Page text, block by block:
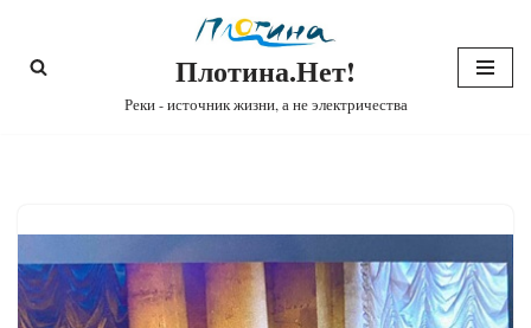
Перейти
Плотина.Нет!
Реки - источник жизни, а не электричества